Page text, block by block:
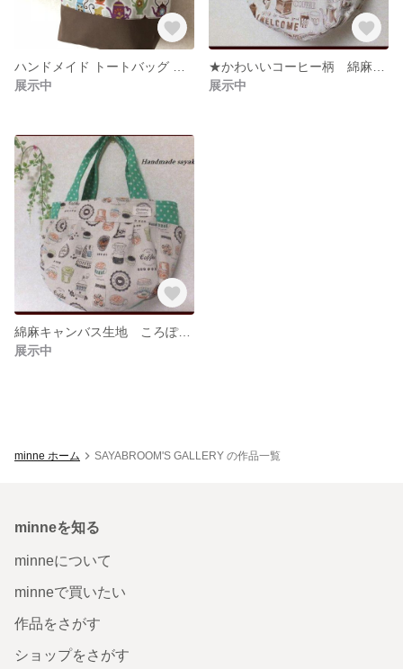
展示中
展示中
綿麻キャンバス生地 ころぽてバッグ まんまるバッグ バッグ
展示中
minne ホーム SAYABROOM'S GALLERY の作品一覧
minneを知る
minneについて
minneで買いたい
作品をさがす
ショップをさがす